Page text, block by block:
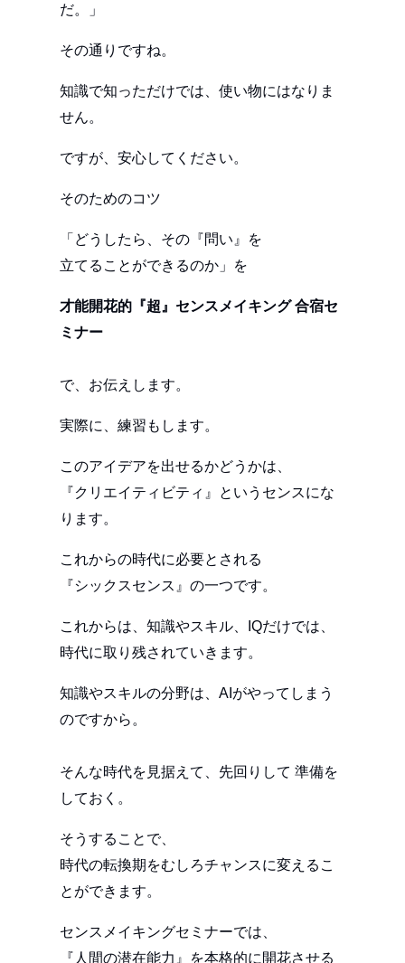
だ。」
その通りですね。
知識で知っただけでは、使い物にはなりま
せん。
ですが、安心してください。
そのためのコツ
「どうしたら、その『問い』を
立てることができるのか」を
才能開花的『超』センスメイキング 合宿セ
ミナー
で、お伝えします。
実際に、練習もします。
このアイデアを出せるかどうかは、
『クリエイティビティ』というセンスにな
ります。
これからの時代に必要とされる
『シックスセンス』の一つです。
これからは、知識やスキル、IQだけでは、
時代に取り残されていきます。
知識やスキルの分野は、AIがやってしまう
のですから。
そんな時代を見据えて、先回りして 準備を
しておく。
そうすることで、
時代の転換期をむしろチャンスに変えるこ
とができます。
センスメイキングセミナーでは、
『人間の潜在能力』を本格的に開花させる